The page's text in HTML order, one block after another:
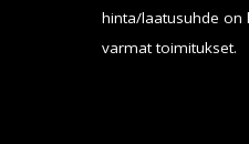
hinta/laatusuhde on
varmat toimitukset.